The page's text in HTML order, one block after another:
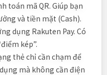
toán mã QR. Giúp bạn
và tiền mặt (Cash).
dụng Rakuten Pay. Có
kép”.
thẻ chỉ cần chạm để
mà không cần điện